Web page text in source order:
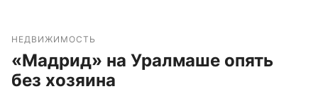
НЕДВИЖИМОСТЬ
«Мадрид» на Уралмаше опять
без хозяина